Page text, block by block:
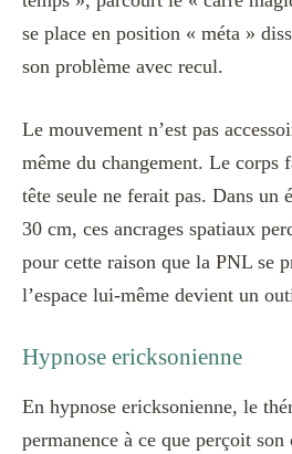
se place en position « méta »
son problème avec recul.
Le mouvement n’est pas
même du changement. Le corps
tête seule ne ferait pas. Dans un
30 cm, ces ancrages spatiaux
pour cette raison que la PNL se
l’espace lui-même devient un
Hypnose ericksonienne
En hypnose ericksonienne, le
permanence à ce que perçoit